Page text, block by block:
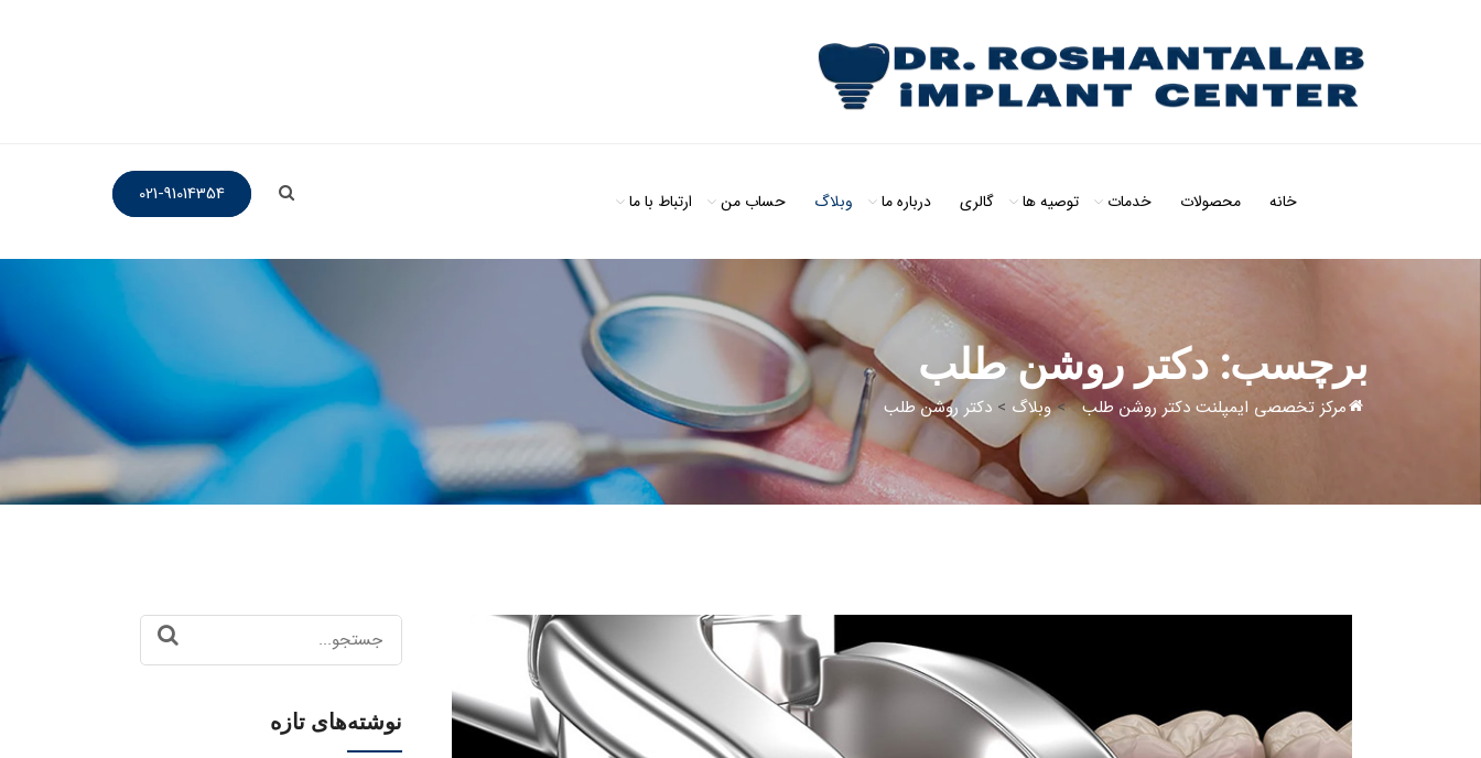
خانه محصولات خدمات توصیه ها گالری درباره ما وبلاگ حساب من ارتباط با ما 021-91014354
برچسب: دکتر روشن طلب
مرکز تخصصی ایمپلنت دکتر روشن طلب >وبلاگ > دکتر روشن طلب
for:
نوشته‌های تازه